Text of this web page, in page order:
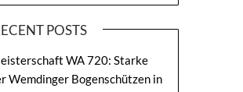
POSTS
WA 720: Starke
Wemdinger Bogenschützen in